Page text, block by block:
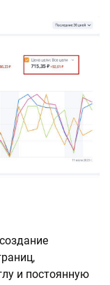
и постоянную